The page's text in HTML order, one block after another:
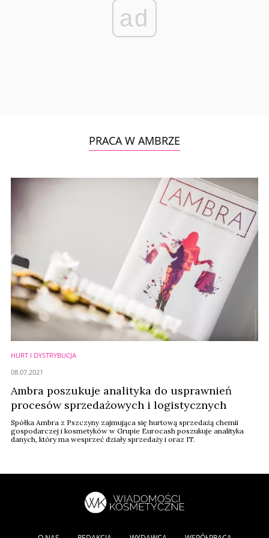
ad
PRACA W AMBRZE
HURT I DYSTRYBUCJA
Ambra poszukuje analityka do usprawnień
procesów sprzedażowych i logistycznych
Spółka Ambra z Pszczyny zajmująca się hurtową sprzedażą chemii
gospodarczej i kosmetyków w Grupie Eurocash poszukuje analityka
danych, który ma wesprzeć działy sprzedaży i oraz IT.
08.07.2021